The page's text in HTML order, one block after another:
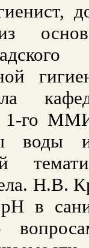
1-го
воды
Н.В.
в